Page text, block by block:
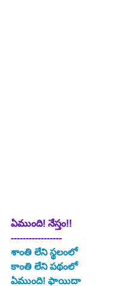
ఏముంది! నేస్తం!!
-----------------
శాంతి లేని స్థలంలో
కాంతి లేని పథంలో
ఏముంది! ఫాయిదా